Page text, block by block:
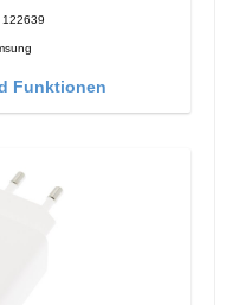
122639
Funktionen